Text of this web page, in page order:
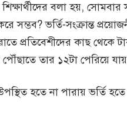
শিক্ষার্থীদের বলা হয়,
সম্ভব? ভর্তি-সংক্রান্ত
প্রতিবেশীদের কাছ থেকে
পৌঁছাতে তার ১২টা পেরিয়ে
উপস্থিত হতে না পারায়